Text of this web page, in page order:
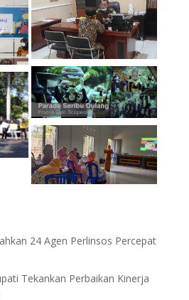
24 Agen Perlinsos Percepat
Tekankan Perbaikan Kinerja